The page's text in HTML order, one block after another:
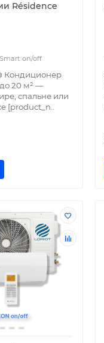
Résidence
on/off
Кондиционер
20 м² —
спальне или
[product_n..